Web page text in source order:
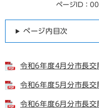
ページID：
ページ内目次
令和6年度4月分市長交
令和6年度5月分市長交
令和6年度6月分市長交